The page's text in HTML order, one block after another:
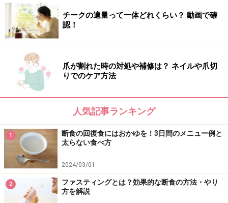
ることが多い
第3位 ダイエットしていない時は、食欲でストレス解
消しがち
チークの適量って一体どれくらい？ 動画で確
認！
爪が割れた時の対処や補修は？ ネイルや爪切
りでのケア方法
人気記事ランキング
1
断食の回復食にはおかゆを！3日間のメニュー例と
太らない食べ方
2024/03/01
2
ファスティングとは？効果的な断食の方法・やり
方を解説